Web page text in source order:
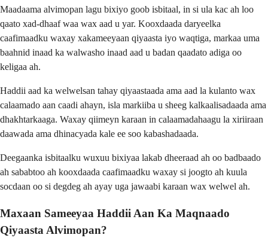
Maadaama alvimopan lagu bixiyo goob isbitaal, in si ula kac ah loo
qaato xad-dhaaf waa wax aad u yar. Kooxdaada daryeelka
caafimaadku waxay xakameeyaan qiyaasta iyo waqtiga, markaa uma
baahnid inaad ka walwasho inaad aad u badan qaadato adiga oo
keligaa ah.
Haddii aad ka welwelsan tahay qiyaastaada ama aad la kulanto wax
calaamado aan caadi ahayn, isla markiiba u sheeg kalkaalisadaada ama
dhakhtarkaaga. Waxay qiimeyn karaan in calaamadahaagu la xiriiraan
daawada ama dhinacyada kale ee soo kabashadaada.
Deegaanka isbitaalku wuxuu bixiyaa lakab dheeraad ah oo badbaado
ah sababtoo ah kooxdaada caafimaadku waxay si joogto ah kuula
socdaan oo si degdeg ah ayay uga jawaabi karaan wax welwel ah.
Maxaan Sameeyaa Haddii Aan Ka Maqnaado
Qiyaasta Alvimopan?